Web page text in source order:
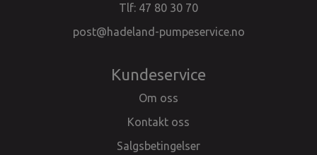
Tlf: 47 80 30 70
post@hadeland-pumpeservice.no
Kundeservice
Om oss
Kontakt oss
Salgsbetingelser